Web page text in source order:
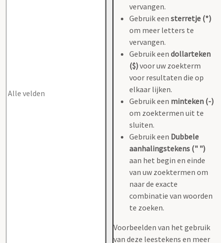
vervangen.
Gebruik een sterretje (*)
om meer letters te
vervangen.
Gebruik een dollarteken
($)voor uw zoekterm
voor resultaten die op
elkaar lijken.
Gebruik een minteken (-)
om zoektermen uit te
sluiten.
Gebruik een Dubbele
aanhalingstekens (" ")
aan het begin en einde
van uw zoektermen om
naar de exacte
combinatie van woorden
te zoeken.
Voorbeelden van het gebruik
van deze leestekens en meer